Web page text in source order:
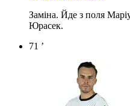
Заміна. Йде з поля
Юрасек.
71 ’